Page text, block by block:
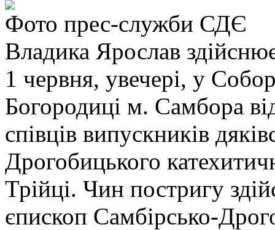
Фото прес-служби СДЄ
Владика Ярослав
1 червня, увечері, у
Богородиці м. Самбора
співців випускників
Дрогобицького
Трійці. Чин постригу
єпископ Самбірсько-